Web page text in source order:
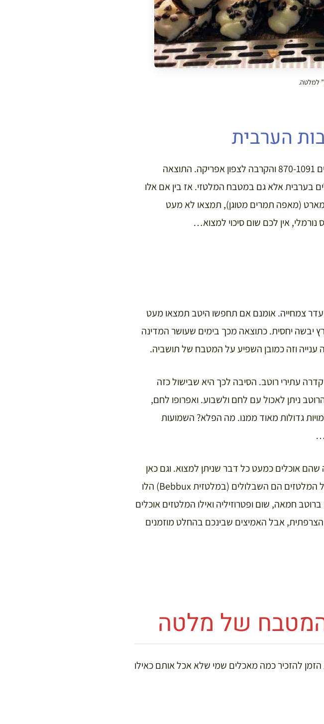
למלטה.
הערבית
לא ניתן להבין את מלטה ללא איזכור הכיבוש הערבי של השנים 870-1091 והקרבה לצפון אפריקה. התוצאה
אלא גם במטבח המלטזי. אז בין אם אלו
(מאפה תמרים מטוגן), תמצאו לא מעט
אין לכם שום סיכוי למצוא…
צמחייה. אומנם אם תחפשו היטב תמצאו מעט
יבשה יחסית. כתוצאה מכך בימים שעושר המדינה
וזה כמובן השפיע על המטבח של תושביה.
עתירי רוטב. הסיבה לכך היא שבישול כזה
ניתן לאכול עם לחם ולשבוע. ואפרופו לחם,
גדולות מאוד ממנו. מה הפלא? השמועות
אוכלים כמעט כל דבר שניתן למצוא. וגם כאן
אנחנו רואים דמיון למטבח הצרפתי מכיוון שאחד המאכלים על המלטזים הם השבלולים (במלטזית Bebbux) הלו
חמאה, שום ופטרוזיליה ואילו המלטזים אוכלים
הצרפתית, אבל האמיצים שבינכם בהחלט מוזמנים
של מלטה
להזכיר כמה מאכלים שמי שלא אכל אותם כאילו